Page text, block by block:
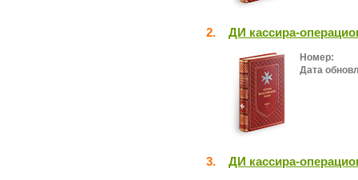
2. ДИ кассира-
Номер:
Дата
3. ДИ кассира-